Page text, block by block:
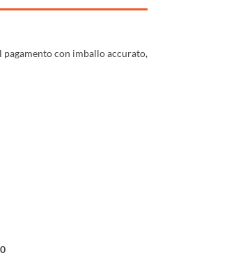
con imballo accurato,